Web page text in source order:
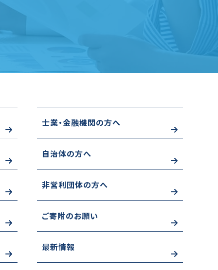
士業・金融機関の方へ
自治体の方へ
非営利団体の方へ
ご寄附のお願い
最新情報